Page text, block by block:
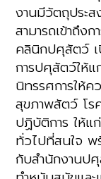
งานมีวัตถุประส
สามารถเข้าถึง
คลินิกปศุสัตว์ เ
การปศุสัตว์ให้
นิทรรศการให้ค
สุขภาพสัตว์ โร
ปฏิบัติการ ให้แ
ทั่วไปที่สนใจ พ
กับสำนักงานป